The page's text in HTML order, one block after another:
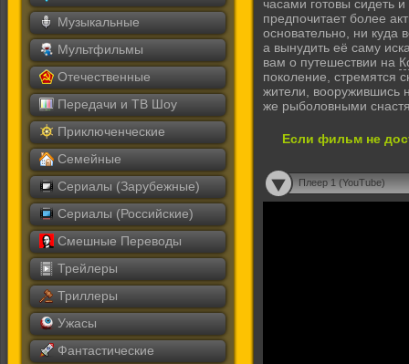
Музыкальные
Мультфильмы
Отечественные
Передачи и ТВ Шоу
Приключенческие
Семейные
Сериалы (Зарубежные)
Сериалы (Российские)
Смешные Переводы
Трейлеры
Триллеры
Ужасы
Фантастические
часами готовы сидеть
предпочитает более
основательно, ни куда
а вынудить её саму
вам о путешествии на
поколение, стремятся
жители, вооружившись
же рыболовными
Если фильм не
Плеер 1 (YouTube)